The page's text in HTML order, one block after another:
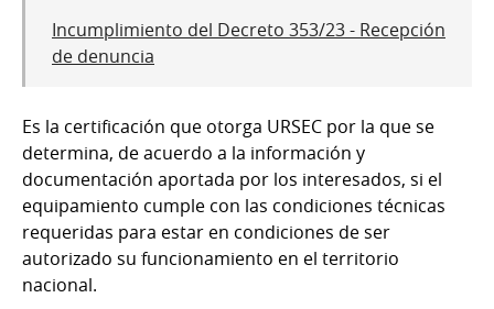
Incumplimiento del Decreto 353/23 - Recepción
de denuncia
Es la certificación que otorga URSEC por la que se
determina, de acuerdo a la información y
documentación aportada por los interesados, si el
equipamiento cumple con las condiciones técnicas
requeridas para estar en condiciones de ser
autorizado su funcionamiento en el territorio
nacional.